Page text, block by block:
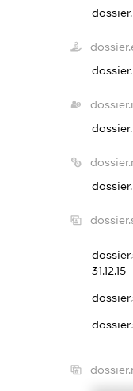
31.12.15